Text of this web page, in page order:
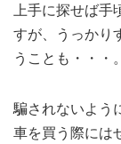
上手に探せば手
すが、うっかり
うことも・・・。
騙されないよう
車を買う際には